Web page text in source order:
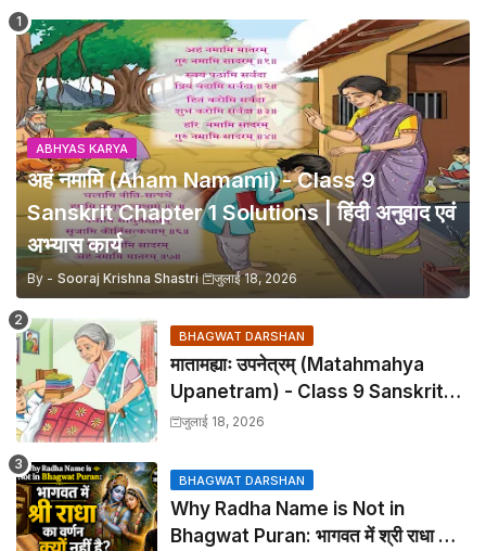
ABHYAS KARYA
अहं नमामि (Aham Namami) - Class 9
Sanskrit Chapter 1 Solutions | हिंदी अनुवाद एवं
अभ्यास कार्य
By - Sooraj Krishna Shastri जुलाई 18, 2026
BHAGWAT DARSHAN
मातामह्याः उपनेत्रम् (Matahmahya
Upanetram) - Class 9 Sanskrit
Chapter 2 Translation &
जुलाई 18, 2026
BHAGWAT DARSHAN
Why Radha Name is Not in
Bhagwat Puran: भागवत में श्री राधा का